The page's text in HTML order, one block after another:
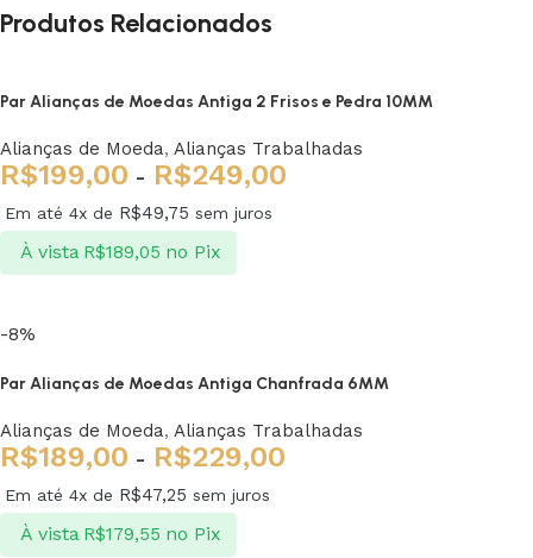
Produtos Relacionados
Par Alianças de Moedas Antiga 2 Frisos e Pedra 10MM
Alianças de Moeda, Alianças Trabalhadas
R$199,00 - R$249,00
Em até 4x de R$49,75 sem juros
À vista R$189,05 no Pix
-8%
Par Alianças de Moedas Antiga Chanfrada 6MM
Alianças de Moeda, Alianças Trabalhadas
R$189,00 - R$229,00
Em até 4x de R$47,25 sem juros
À vista R$179,55 no Pix